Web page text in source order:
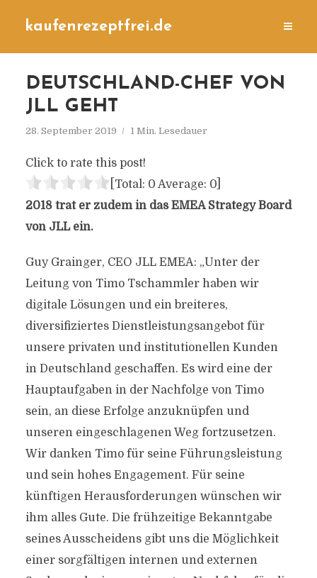
kaufenrezeptfrei.de
DEUTSCHLAND-CHEF VON
JLL GEHT
28. September 2019 1 Min. Lesedauer
Click to rate this post!
[Total: 0 Average: 0]
2018 trat er zudem in das EMEA Strategy Board
von JLL ein.
Guy Grainger, CEO JLL EMEA: „Unter der
Leitung von Timo Tschammler haben wir
digitale Lösungen und ein breiteres,
diversifiziertes Dienstleistungsangebot für
unsere privaten und institutionellen Kunden
in Deutschland geschaffen. Es wird eine der
Hauptaufgaben in der Nachfolge von Timo
sein, an diese Erfolge anzuknüpfen und
unseren eingeschlagenen Weg fortzusetzen.
Wir danken Timo für seine Führungsleistung
und sein hohes Engagement. Für seine
künftigen Herausforderungen wünschen wir
ihm alles Gute. Die frühzeitige Bekanntgabe
seines Ausscheidens gibt uns die Möglichkeit
einer sorgfältigen internen und externen